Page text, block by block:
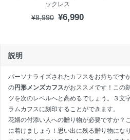
ックレス
¥8,990 ¥6,990
説明
パーソナライズされたカフスをお持ちです
の円形メンズカフスがおススメです！この
ツを次のレベルへと高めるでしょう。３文
ラムカフスに刻印することができます。
花婿の付添い人への贈り物が必要ですか？
に着けましょう！思い出に残る贈り物になり